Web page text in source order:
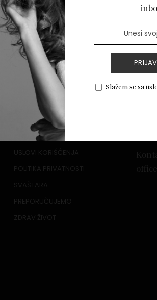
Slažem se sa
odgovornost za eventualnu štetu
USLOVI KORIŠĆENJA
POLITIKA PRIVATNOSTI
SVAŠTARA
PREPORUČUJEMO
ZDRAV ŽIVOT